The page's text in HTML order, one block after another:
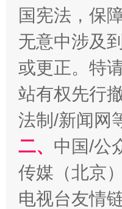
揭开“小金库”的
国宪法，保
无意中涉及
或更正。特
站有权先行
法制/新闻网
二、 中国/公
传媒（北京
电视台友情